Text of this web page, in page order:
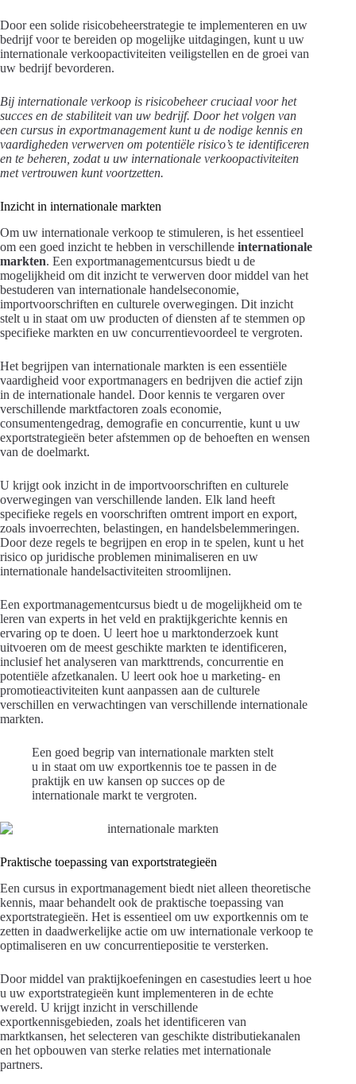
Door een solide risicobeheerstrategie te implementeren en uw
bedrijf voor te bereiden op mogelijke uitdagingen, kunt u uw
internationale verkoopactiviteiten veiligstellen en de groei van
uw bedrijf bevorderen.
Bij internationale verkoop is risicobeheer cruciaal voor het
succes en de stabiliteit van uw bedrijf. Door het volgen van
een cursus in exportmanagement kunt u de nodige kennis en
vaardigheden verwerven om potentiële risico’s te identificeren
en te beheren, zodat u uw internationale verkoopactiviteiten
met vertrouwen kunt voortzetten.
Inzicht in internationale markten
Om uw internationale verkoop te stimuleren, is het essentieel
om een goed inzicht te hebben in verschillende internationale
markten. Een exportmanagementcursus biedt u de
mogelijkheid om dit inzicht te verwerven door middel van het
bestuderen van internationale handelseconomie,
importvoorschriften en culturele overwegingen. Dit inzicht
stelt u in staat om uw producten of diensten af te stemmen op
specifieke markten en uw concurrentievoordeel te vergroten.
Het begrijpen van internationale markten is een essentiële
vaardigheid voor exportmanagers en bedrijven die actief zijn
in de internationale handel. Door kennis te vergaren over
verschillende marktfactoren zoals economie,
consumentengedrag, demografie en concurrentie, kunt u uw
exportstrategieën beter afstemmen op de behoeften en wensen
van de doelmarkt.
U krijgt ook inzicht in de importvoorschriften en culturele
overwegingen van verschillende landen. Elk land heeft
specifieke regels en voorschriften omtrent import en export,
zoals invoerrechten, belastingen, en handelsbelemmeringen.
Door deze regels te begrijpen en erop in te spelen, kunt u het
risico op juridische problemen minimaliseren en uw
internationale handelsactiviteiten stroomlijnen.
Een exportmanagementcursus biedt u de mogelijkheid om te
leren van experts in het veld en praktijkgerichte kennis en
ervaring op te doen. U leert hoe u marktonderzoek kunt
uitvoeren om de meest geschikte markten te identificeren,
inclusief het analyseren van markttrends, concurrentie en
potentiële afzetkanalen. U leert ook hoe u marketing- en
promotieactiviteiten kunt aanpassen aan de culturele
verschillen en verwachtingen van verschillende internationale
markten.
Een goed begrip van internationale markten stelt
u in staat om uw exportkennis toe te passen in de
praktijk en uw kansen op succes op de
internationale markt te vergroten.
Praktische toepassing van exportstrategieën
Een cursus in exportmanagement biedt niet alleen theoretische
kennis, maar behandelt ook de praktische toepassing van
exportstrategieën. Het is essentieel om uw exportkennis om te
zetten in daadwerkelijke actie om uw internationale verkoop te
optimaliseren en uw concurrentiepositie te versterken.
Door middel van praktijkoefeningen en casestudies leert u hoe
u uw exportstrategieën kunt implementeren in de echte
wereld. U krijgt inzicht in verschillende
exportkennisgebieden, zoals het identificeren van
marktkansen, het selecteren van geschikte distributiekanalen
en het opbouwen van sterke relaties met internationale
partners.